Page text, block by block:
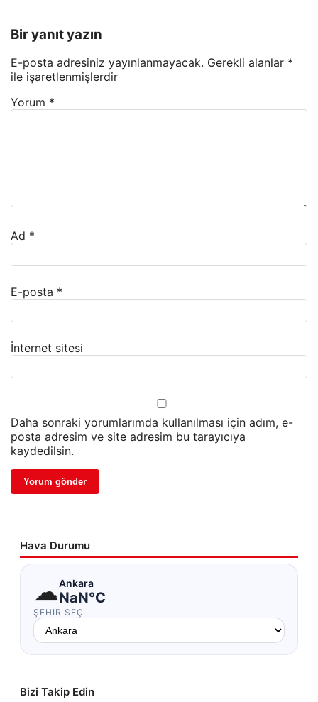
Bir yanıt yazın
E-posta adresiniz yayınlanmayacak. Gerekli alanlar *
ile işaretlenmişlerdir
Yorum *
Ad *
E-posta *
İnternet sitesi
Daha sonraki yorumlarımda kullanılması için adım, e-
posta adresim ve site adresim bu tarayıcıya
kaydedilsin.
Hava Durumu
☁Ankara
NaN°C
ŞEHIR SEÇ
Bizi Takip Edin